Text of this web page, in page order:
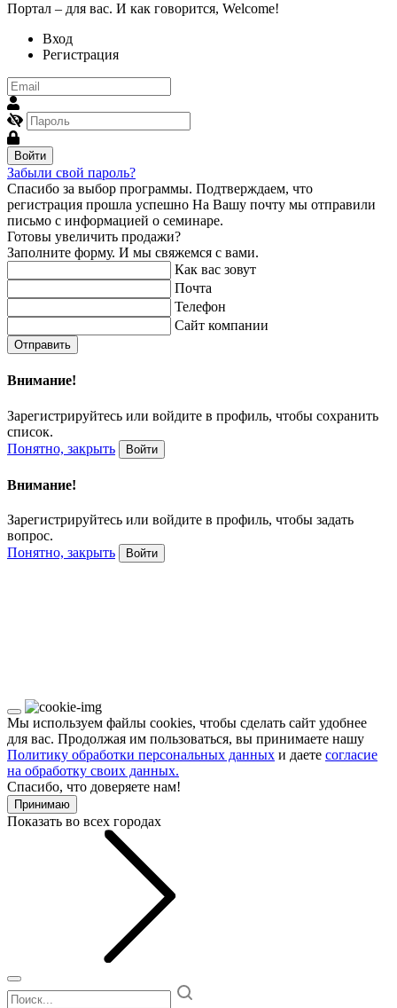
Портал – для вас. И как говорится, Welcome!
Вход
Регистрация
Войти
Забыли свой пароль?
Спасибо за выбор программы. Подтверждаем, что
регистрация прошла успешно На Вашу почту мы отправили
письмо с информацией о семинаре.
Готовы увеличить продажи?
Заполните форму. И мы свяжемся с вами.
Как вас зовут
Почта
Телефон
Сайт компании
Отправить
Внимание!
Зарегистрируйтесь или войдите в профиль, чтобы сохранить
список.
Понятно, закрыть
Войти
Внимание!
Зарегистрируйтесь или войдите в профиль, чтобы задать
вопрос.
Понятно, закрыть
Войти
Мы используем файлы cookies, чтобы сделать сайт удобнее
для вас. Продолжая им пользоваться, вы принимаете нашу
Политику обработки персональных данных и даете согласие
на обработку своих данных.
Спасибо, что доверяете нам!
Принимаю
Показать во всех городах